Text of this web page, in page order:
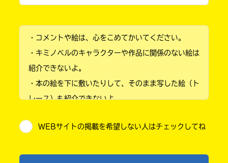
小学2年
小学4年
小学6年
中学1年
・コメントや絵は、心をこめてかいてください。
・キミノベルのキャラクターや作品に関係のない絵は
紹介できないよ。
・本の絵を下に敷いたりして、そのまま写した絵（ト
レース）も紹介できないよ。
・送ってからすぐには紹介されないので、待ってて
WEBサイトの掲載を希望しない人はチェックしてね